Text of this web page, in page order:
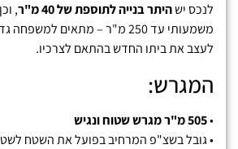
לנכס ישהיתר בנייה לתוספת של 40 מ"ר
,
משמעותי עד 250 מ"ר – מתאים
לעצב את ביתו החדש בהתאם לצרכיו.
המגרש:
•505 מ"ר מגרש שטוח ונגיש
• גובל בשצ"פ המרחיב בפועל את השטח